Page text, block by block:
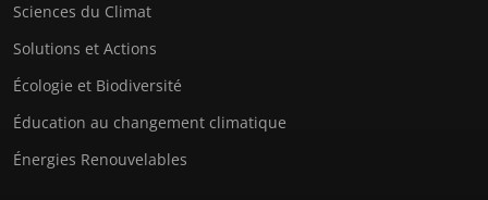
Sciences du Climat
Solutions et Actions
Écologie et Biodiversité
Éducation au changement climatique
Énergies Renouvelables